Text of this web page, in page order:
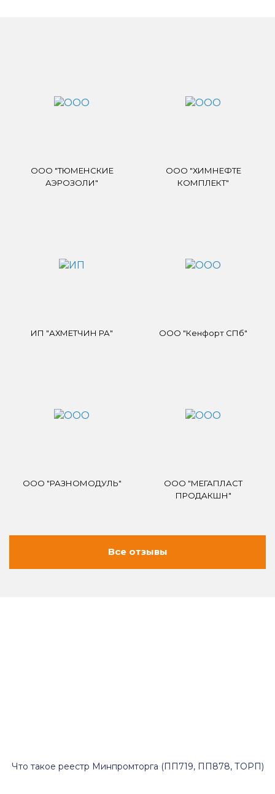
ООО "ТЮМЕНСКИЕ
АЭРОЗОЛИ"
ООО "ХИМНЕФТЕ
КОМПЛЕКТ"
ИП "АХМЕТЧИН РА" ООО "Кенфорт СПб"
ООО "РАЗНОМОДУЛЬ"
ООО "МЕГАПЛАСТ
ПРОДАКШН"
Все отзывы
Что такое реестр Минпромторга (ПП719, ПП878, ТОРП)